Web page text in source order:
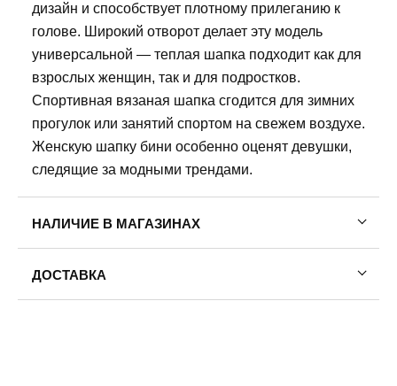
дизайн и способствует плотному прилеганию к
голове. Широкий отворот делает эту модель
универсальной — теплая шапка подходит как для
взрослых женщин, так и для подростков.
Спортивная вязаная шапка сгодится для зимних
прогулок или занятий спортом на свежем воздухе.
Женскую шапку бини особенно оценят девушки,
следящие за модными трендами.
НАЛИЧИЕ В МАГАЗИНАХ
ДОСТАВКА
Пермь — бесплатно